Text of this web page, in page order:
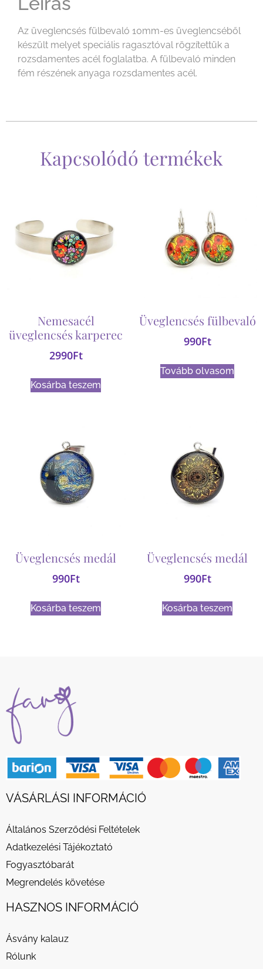
Az üveglencsés fülbevaló 10mm-es üveglencséből
készült melyet speciális ragasztóval rögzítettük a
rozsdamentes acél foglalatba. A fülbevaló minden
fém részének anyaga rozsdamentes acél.
Kapcsolódó termékek
Nemesacél
üveglencsés karperec
2990Ft
Kosárba teszem
Üveglencsés fülbevaló
990Ft
Tovább olvasom
Üveglencsés medál
990Ft
Kosárba teszem
Üveglencsés medál
990Ft
Kosárba teszem
VÁSÁRLÁSI INFORMÁCIÓ
Általános Szerződési Feltételek
Adatkezelési Tájékoztató
Fogyasztóbarát
Megrendelés követése
HASZNOS INFORMÁCIÓ
Ásvány kalauz
Rólunk